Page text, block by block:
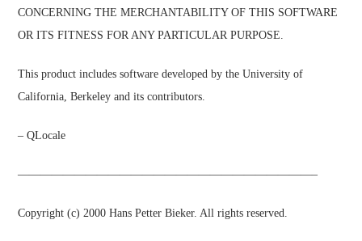
CONCERNING THE MERCHANTABILITY OF THIS SOFTWARE
OR ITS FITNESS FOR ANY PARTICULAR PURPOSE.
This product includes software developed by the University of
California, Berkeley and its contributors.
– QLocale
——————————————————————————–
Copyright (c) 2000 Hans Petter Bieker. All rights reserved.